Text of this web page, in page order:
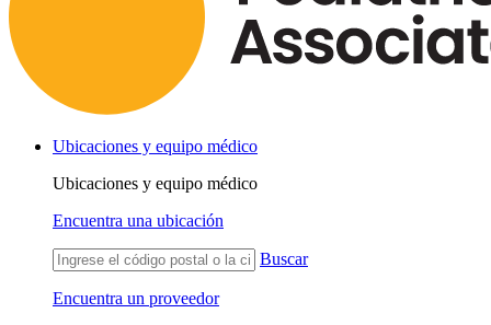
Ubicaciones y equipo médico
Ubicaciones y equipo médico
Encuentra una ubicación
Buscar
Encuentra un proveedor